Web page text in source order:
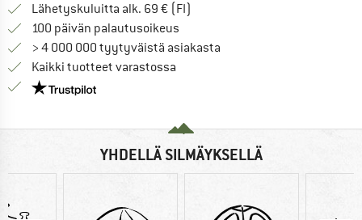
Lähetyskuluitta alk. 69 € (FI)
100 päivän palautusoikeus
> 4 000 000 tyytyväistä asiakasta
Kaikki tuotteet varastossa
Meillä on Trustpilot -sertifiointi - lue lisää tästä!
YHDELLÄ SILMÄYKSELLÄ